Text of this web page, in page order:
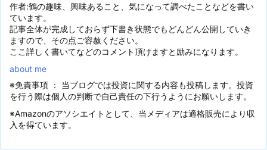
作者:鶴の趣味、興味あること、気になって調べたことなどを書い
ています。
記事全体が完成しておらず下書き状態でもどんどん公開していき
ますので、その点ご容赦ください。
ここ詳しく書いてなどのコメント頂けますと励みになります。
about me
※免責事項 ： 当ブログでは投資に関する内容も投稿します。投資
を行う際は個人の判断で自己責任の下行うようにお願いします。
※Amazonのアソシエイトとして、当メディアは適格販売により収
入を得ています。